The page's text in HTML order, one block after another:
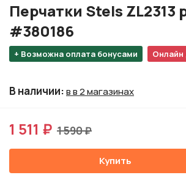
+ Возможна оплата бонусами Онлайн
Перчатки Stels ZL2313
#380186
В наличии:в в 2 магазинах
1 511 ₽ 1 590 ₽
Купить